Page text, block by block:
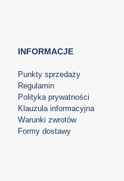
INFORMACJE
Punkty sprzedaży
Regulamin
Polityka prywatności
Klauzula informacyjna
Warunki zwrotów
Formy dostawy